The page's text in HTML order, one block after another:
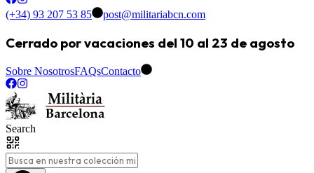
(+34) 93 207 53 85 post@militariabcn.com
Cerrado por vacaciones del 10 al 23 de agosto
Sobre NosotrosFAQsContacto
Search